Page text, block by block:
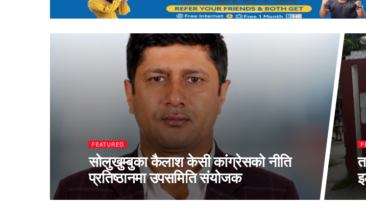
FEATURED
सोलुखुम्बुका कैलाश केसी कांग्रेसको नीति
प्रतिष्ठानमा उपसमिति संयोजक